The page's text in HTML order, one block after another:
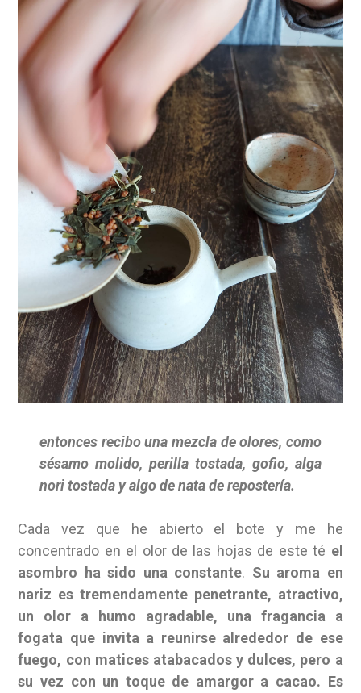
entonces recibo una mezcla de olores, como
sésamo molido, perilla tostada, gofio, alga
nori tostada y algo de nata de repostería.
Cada vez que he abierto el bote y me he
concentrado en el olor de las hojas de este té el
asombro ha sido una constante. Su aroma en
nariz es tremendamente penetrante, atractivo,
un olor a humo agradable, una fragancia a
fogata que invita a reunirse alrededor de ese
fuego, con matices atabacados y dulces, pero a
su vez con un toque de amargor a cacao. Es